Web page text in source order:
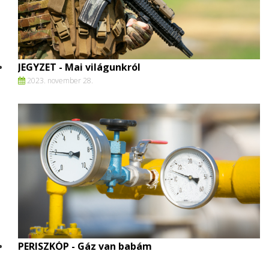
JEGYZET - Mai világunkról
2023. november 28.
PERISZKÓP - Gáz van babám